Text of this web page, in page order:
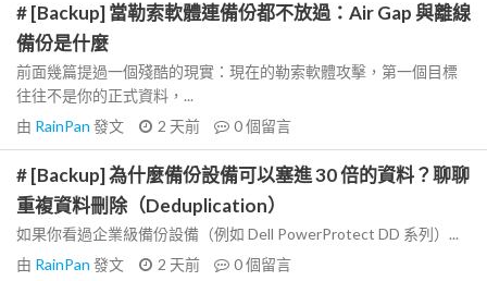
# [Backup] 當勒索軟體連備份都不放過：Air Gap 與離線
備份是什麼
前面幾篇提過一個殘酷的現實：現在的勒索軟體攻擊，第一個目標
往往不是你的正式資料，...
由 RainPan 發文 2 天前 0個留言
# [Backup] 為什麼備份設備可以塞進 30 倍的資料？聊聊
重複資料刪除（Deduplication）
如果你看過企業級備份設備（例如 Dell PowerProtect DD 系列）...
由 RainPan 發文 2 天前 0個留言